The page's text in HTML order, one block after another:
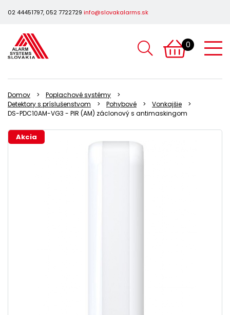
02 44451797, 052 7722729 info@slovakalarms.sk
0
Domov
Poplachové systémy
Detektory s príslušenstvom
Pohybové
Vonkajšie
DS-PDC10AM-VG3 - PIR (AM) záclonový s antimaskingom
Akcia